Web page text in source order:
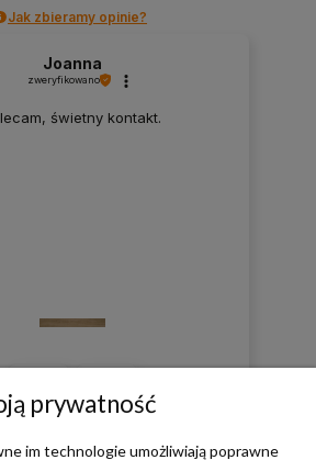
Jak zbieramy opinie?
Joanna
zweryfikowano
świetny kontakt.
prywatność
im technologie umożliwiają poprawne